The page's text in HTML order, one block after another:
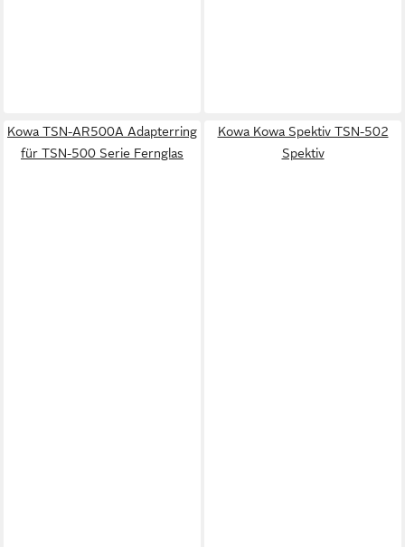
Kowa TSN-AR500A Adapterring
für TSN-500 Serie Fernglas
Kowa Kowa Spektiv TSN-502
Spektiv